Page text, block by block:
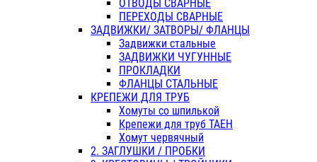
ОТВОДЫ СВАРНЫЕ
ПЕРЕХОДЫ СВАРНЫЕ
ЗАДВИЖКИ/ ЗАТВОРЫ/ ФЛАНЦЫ
Задвижки стальные
ЗАДВИЖКИ ЧУГУННЫЕ
ПРОКЛАДКИ
ФЛАНЦЫ СТАЛЬНЫЕ
КРЕПЕЖИ ДЛЯ ТРУБ
Хомуты со шпилькой
Крепежи для труб ТАЕН
Хомут червячный
2. ЗАГЛУШКИ / ПРОБКИ